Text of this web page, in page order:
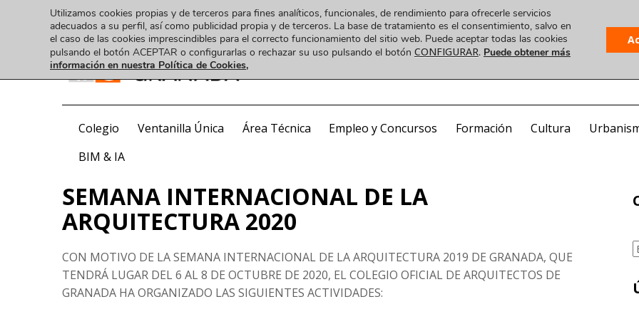
Colegio Ventanilla Única Área Técnica Empleo y Concursos Formación Cultura
BIM & IA
SEMANA INTERNACIONAL DE LA
ARQUITECTURA 2020
CON MOTIVO DE LA SEMANA INTERNACIONAL DE LA ARQUITECTURA 2019 DE GRANADA, QUE
TENDRÁ LUGAR DEL 6 AL 8 DE OCTUBRE DE 2020, EL COLEGIO OFICIAL DE ARQUITECTOS DE
GRANADA HA ORGANIZADO LAS SIGUIENTES ACTIVIDADES:
Utilizamos cookies propias y de terceros para fines analíticos, funcionales, de rendimiento para ofrecerle servicios
adecuados a su perfil, así como publicidad propia y de terceros. La base de tratamiento es el consentimiento, salvo en
el caso de las cookies imprescindibles para el correcto funcionamiento del sitio web. Puede aceptar todas las cookies
pulsando el botón ACEPTAR o configurarlas o rechazar su uso pulsando el botón CONFIGURAR. Puede obtener más
información en nuestra Política de Cookies,